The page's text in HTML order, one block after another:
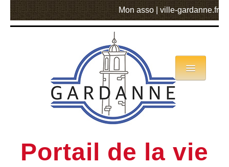
Mon asso ville-gardanne.fr
Portail de la vie
Annuaire
Actualités
MVA